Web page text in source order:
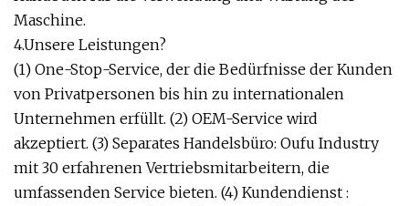
Maschine.
4.Unsere Leistungen?
(1) One-Stop-Service, der die Bedürfnisse der Kunden
von Privatpersonen bis hin zu internationalen
Unternehmen erfüllt. (2) OEM-Service wird
akzeptiert. (3) Separates Handelsbüro: Oufu Industry
mit 30 erfahrenen Vertriebsmitarbeitern, die
umfassenden Service bieten. (4) Kundendienst :